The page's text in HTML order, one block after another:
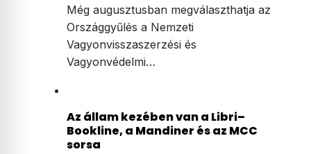
Még augusztusban megválaszthatja az
Országgyűlés a Nemzeti
Vagyonvisszaszerzési és
Vagyonvédelmi…
Az állam kezében van a Libri–
Bookline, a Mandiner és az MCC
sorsa